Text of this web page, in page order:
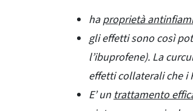
haproprietà
gli effetti sono così
l’ibuprofene). La
effetti collaterali che i
E’ untrattamento